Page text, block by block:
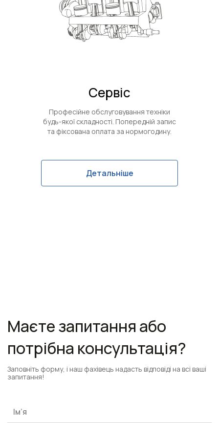
Сервіс
Професійне обслуговування техніки
будь-якої складності. Попередній запис
та фіксована оплата за нормогодину.
Детальніше
Маєте запитання або
потрібна консультація?
Заповніть форму, і наш фахівець надасть відповіді на всі ваші
запитання!